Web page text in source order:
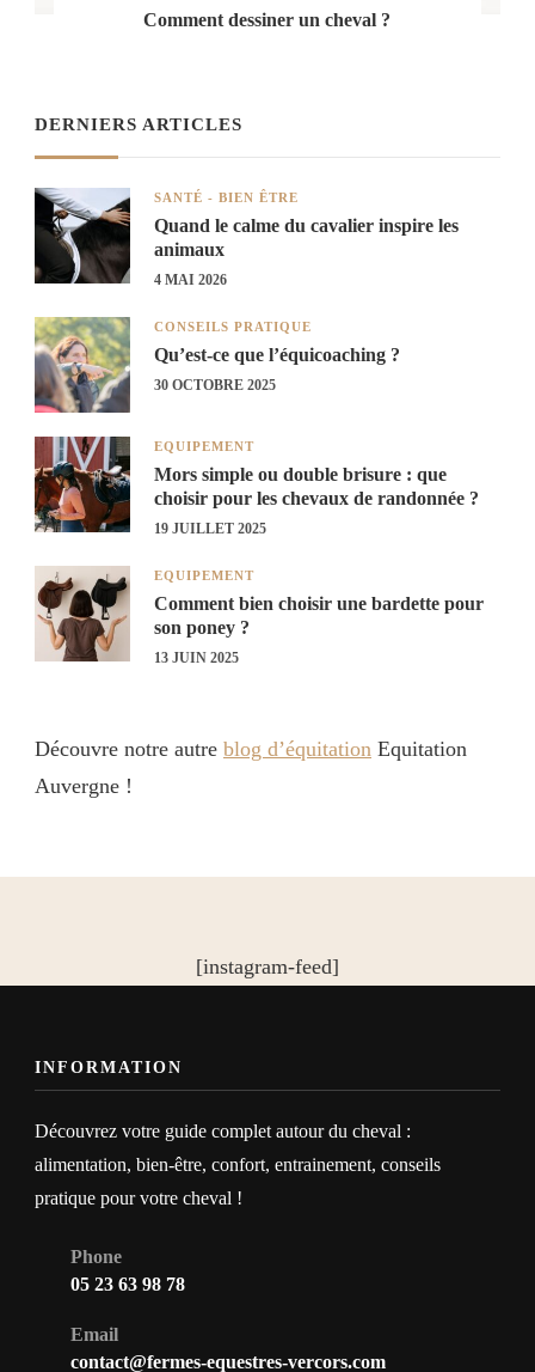
Comment dessiner un cheval ?
DERNIERS ARTICLES
SANTÉ - BIEN ÊTRE
Quand le calme du cavalier inspire les
animaux
4 MAI 2026
CONSEILS PRATIQUE
Qu’est-ce que l’équicoaching ?
30 OCTOBRE 2025
EQUIPEMENT
Mors simple ou double brisure : que
choisir pour les chevaux de randonnée ?
19 JUILLET 2025
EQUIPEMENT
Comment bien choisir une bardette pour
son poney ?
13 JUIN 2025
Découvre notre autre blog d’équitation Equitation
Auvergne !
[instagram-feed]
INFORMATION
Découvrez votre guide complet autour du cheval :
alimentation, bien-être, confort, entrainement, conseils
pratique pour votre cheval !
Phone
05 23 63 98 78
Email
contact@fermes-equestres-vercors.com